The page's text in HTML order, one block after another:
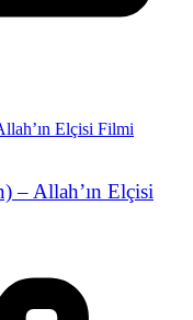
– Allah’ın Elçisi